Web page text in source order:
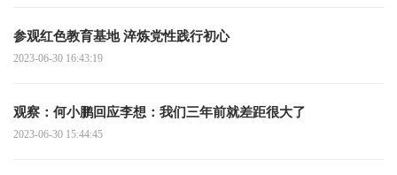
参观红色教育基地 淬炼党性践行初心
2023-06-30 16:43:19
观察：何小鹏回应李想：我们三年前就差距很大了
2023-06-30 15:44:45